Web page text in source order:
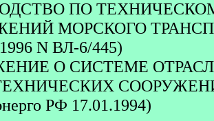
ПО
МОРСКОГО
N ВЛ-6/445)
О СИСТЕМЕ
РФ 17.01.1994)